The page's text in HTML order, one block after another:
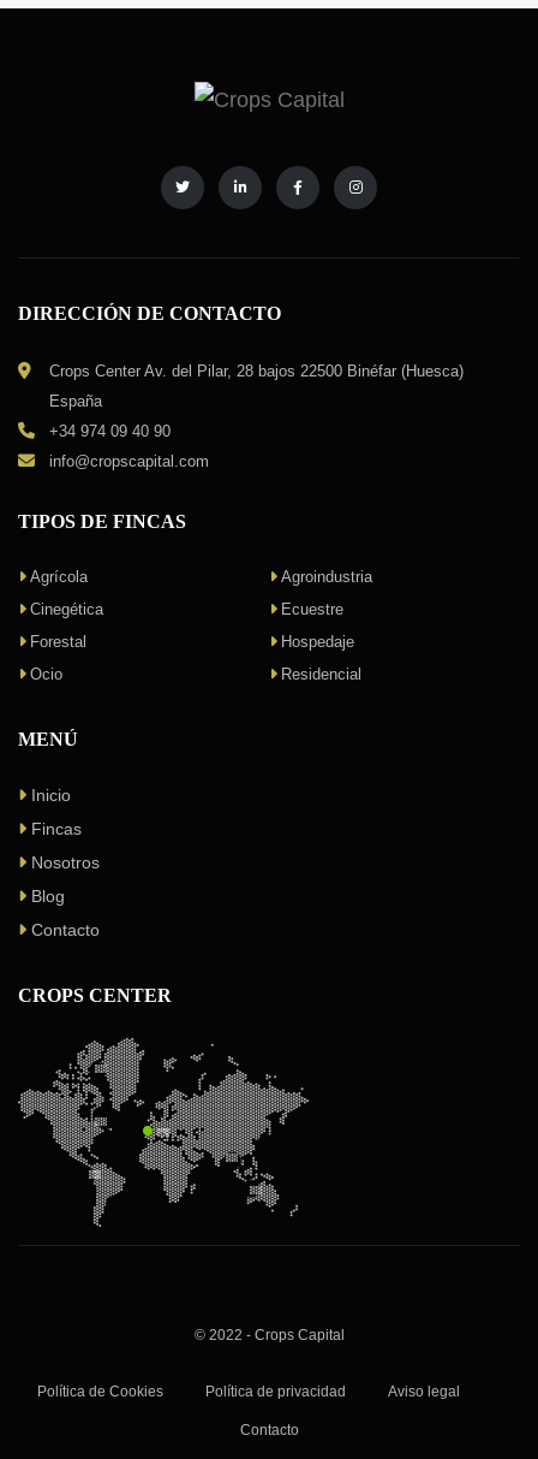
DIRECCIÓN DE CONTACTO
Crops Center Av. del Pilar, 28 bajos 22500 Binéfar (Huesca)
España
+34 974 09 40 90
info@cropscapital.com
TIPOS DE FINCAS
Agrícola
Agroindustria
Cinegética
Ecuestre
Forestal
Hospedaje
Ocio
Residencial
MENÚ
Inicio
Fincas
Nosotros
Blog
Contacto
CROPS CENTER
© 2022 - Crops Capital
Política de Cookies Política de privacidad Aviso legal
Contacto